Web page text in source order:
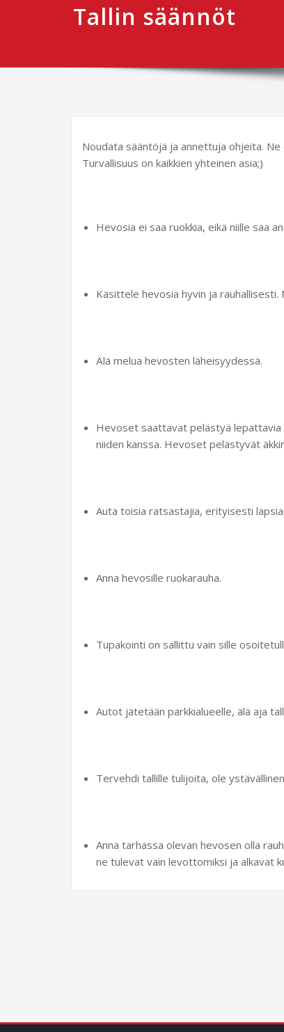
Tallin säännöt
Noudata sääntöjä ja annettuja ohjeita.
Turvallisuus on kaikkien yhteinen asia;)
Hevosia ei saa ruokkia, eikä niille saa
Käsittele hevosia hyvin ja
Älä melua hevosten läheisyydessä.
Hevoset saattavat pelästyä lepattavia
niiden kanssa. Hevoset pelästyvät
Auta toisia ratsastajia, erityisesti lapsia.
Anna hevosille ruokarauha.
Tupakointi on sallittu vain sille
Autot jätetään parkkialueelle, älä aja
Tervehdi tallille tulijoita, ole
Anna tarhassa olevan hevosen olla
ne tulevat vain levottomiksi ja alkavat